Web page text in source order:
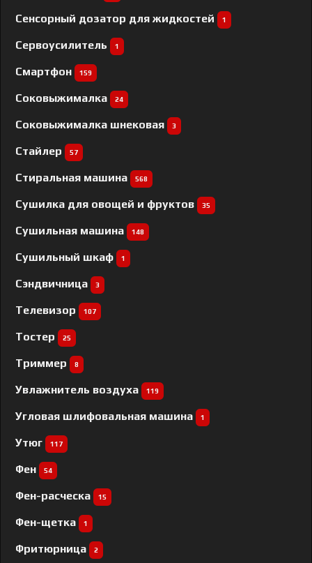
Сенсорный дозатор для жидкостей 1
Сервоусилитель 1
Смартфон 159
Соковыжималка 24
Соковыжималка шнековая 3
Стайлер 57
Стиральная машина 568
Сушилка для овощей и фруктов 35
Сушильная машина 148
Сушильный шкаф 1
Сэндвичница 3
Телевизор 107
Тостер 25
Триммер 8
Увлажнитель воздуха 119
Угловая шлифовальная машина 1
Утюг 117
Фен 54
Фен-расческа 15
Фен-щетка 1
Фритюрница 2